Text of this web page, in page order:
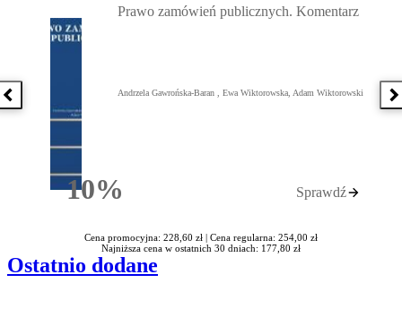
Poprzednia książka
10%Rabatu
Prawo zamówień publicznych. Komentarz
Andrzela Gawrońska-Baran , Ewa Wiktorowska, Adam Wiktorowski
Sprawdź
Cena promocyjna: 228,60 zł | Cena regularna: 254,00 zł
Najniższa cena w ostatnich 30 dniach: 177,80 zł
Ostatnio dodane